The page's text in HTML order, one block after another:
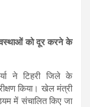
को दूर करने के
ने टिहरी जिले के
किया। खेल मंत्री
में संचालित किए जा